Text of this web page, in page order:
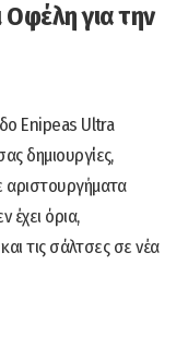
για την
Enipeas Ultra
δημιουργίες,
αριστουργήματα
έχει όρια,
τις σάλτσες σε νέα